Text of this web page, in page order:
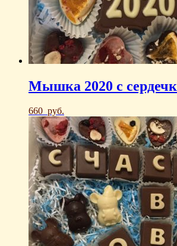
Мышка 2020 с
660 руб.